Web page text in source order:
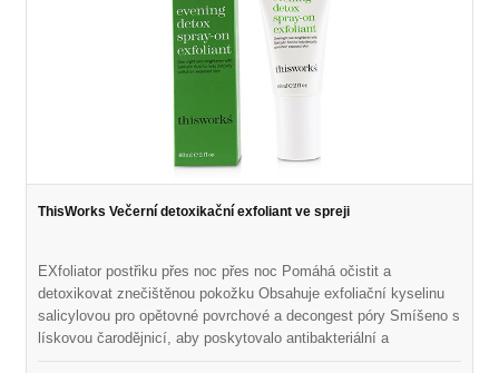
ThisWorks Večerní detoxikační exfoliant ve spreji
EXfoliator postřiku přes noc přes noc Pomáhá očistit a
detoxikovat znečištěnou pokožku Obsahuje exfoliační kyselinu
salicylovou pro opětovné povrchové a decongest póry Smíšeno s
lískovou čarodějnicí, aby poskytovalo antibakteriální a